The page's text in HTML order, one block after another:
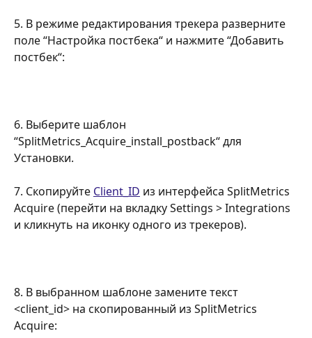
5. В режиме редактирования трекера разверните
поле “Настройка постбека“ и нажмите “Добавить
постбек“:
6. Выберите шаблон
“SplitMetrics_Acquire_install_postback“ для
Установки.
7. Скопируйте Client_ID из интерфейса SplitMetrics
Acquire (перейти на вкладку Settings > Integrations
и кликнуть на иконку одного из трекеров).
8. В выбранном шаблоне замените текст
<client_id> на скопированный из SplitMetrics
Acquire: